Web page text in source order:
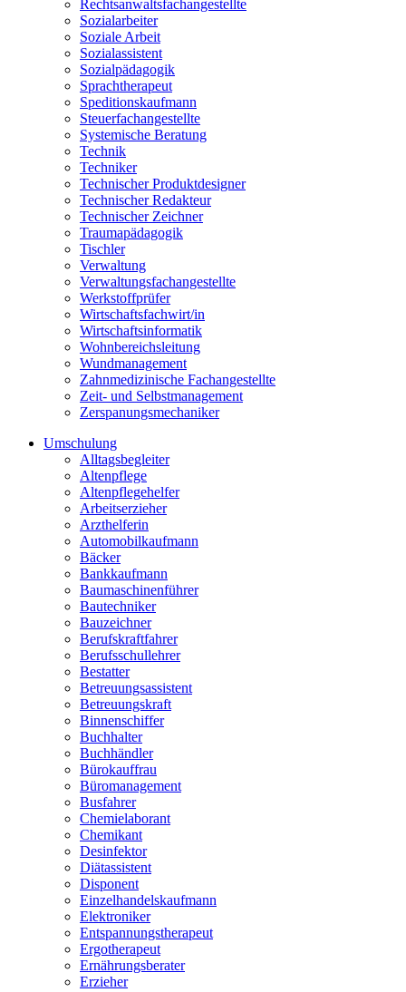
Rechtsanwaltsfachangestellte
Sozialarbeiter
Soziale Arbeit
Sozialassistent
Sozialpädagogik
Sprachtherapeut
Speditionskaufmann
Steuerfachangestellte
Systemische Beratung
Technik
Techniker
Technischer Produktdesigner
Technischer Redakteur
Technischer Zeichner
Traumapädagogik
Tischler
Verwaltung
Verwaltungsfachangestellte
Werkstoffprüfer
Wirtschaftsfachwirt/in
Wirtschaftsinformatik
Wohnbereichsleitung
Wundmanagement
Zahnmedizinische Fachangestellte
Zeit- und Selbstmanagement
Zerspanungsmechaniker
Umschulung
Alltagsbegleiter
Altenpflege
Altenpflegehelfer
Arbeitserzieher
Arzthelferin
Automobilkaufmann
Bäcker
Bankkaufmann
Baumaschinenführer
Bautechniker
Bauzeichner
Berufskraftfahrer
Berufsschullehrer
Bestatter
Betreuungsassistent
Betreuungskraft
Binnenschiffer
Buchhalter
Buchhändler
Bürokauffrau
Büromanagement
Busfahrer
Chemielaborant
Chemikant
Desinfektor
Diätassistent
Disponent
Einzelhandelskaufmann
Elektroniker
Entspannungstherapeut
Ergotherapeut
Ernährungsberater
Erzieher